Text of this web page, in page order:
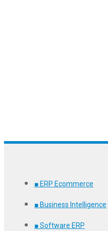
■ ERP Ecommerce
■ Business Intelligence
■ Software ERP